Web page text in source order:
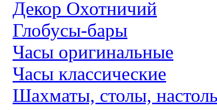
Декор Охотничий
Глобусы-бары
Часы оригинальные
Часы классические
Шахматы, столы,